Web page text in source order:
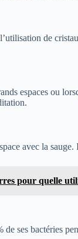
de
espaces ou
avec la
pour quelle
ses bactéries